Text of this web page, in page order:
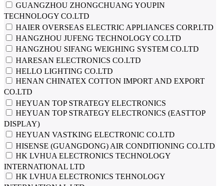
GUANGZHOU ZHONGCHUANG YOUPIN
TECHNOLOGY CO.LTD
HAIER OVERSEAS ELECTRIC APPLIANCES CORP.LTD
HANGZHOU JUFENG TECHNOLOGY CO.LTD
HANGZHOU SIFANG WEIGHING SYSTEM CO.LTD
HARESAN ELECTRONICS CO.LTD
HELLO LIGHTING CO.LTD
HENAN CHINATEX COTTON IMPORT AND EXPORT
CO.LTD
HEYUAN TOP STRATEGY ELECTRONICS
HEYUAN TOP STRATEGY ELECTRONICS (EASTTOP
DISPLAY)
HEYUAN VASTKING ELECTRONIC CO.LTD
HISENSE (GUANGDONG) AIR CONDITIONING CO.LTD
HK LVHUA ELECTRONICS TECHNOLOGY
INTERNATIONAL LTD
HK LVHUA ELECTRONICS TEHNOLOGY